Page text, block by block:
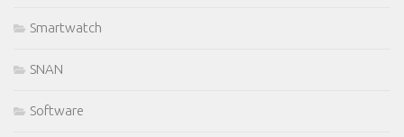
Smartwatch
SNAN
Software